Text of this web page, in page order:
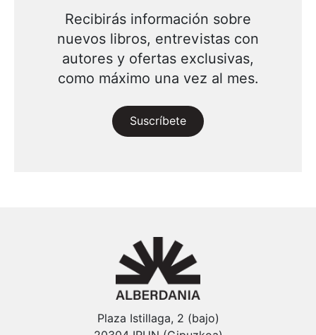
Recibirás información sobre
nuevos libros, entrevistas con
autores y ofertas exclusivas,
como máximo una vez al mes.
Suscríbete
Plaza Istillaga, 2 (bajo)